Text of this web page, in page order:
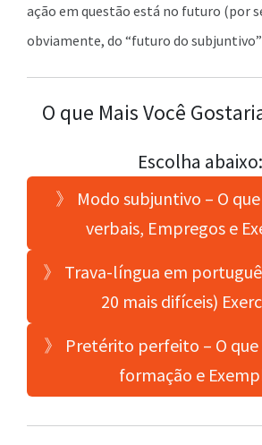
ação em questão está no futuro (por
obviamente, do “futuro do
O que Mais Você
Escolha abaixo:
》 Modo subjuntivo – O
verbais, Empregos e
》 Trava-língua em
20 mais difíceis)
》 Pretérito perfeito – O que
formação e